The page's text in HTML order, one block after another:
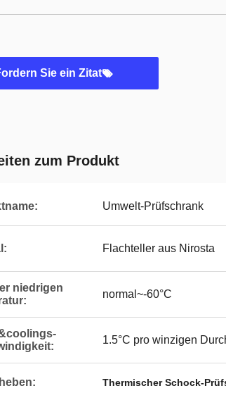
Sie ein Zitat
zum Produkt
Umwelt-Prüfschrank
Flachteller aus Nirosta
niedrigen
normal~-60°C
1.5°C pro winzigen
Thermischer Schock-